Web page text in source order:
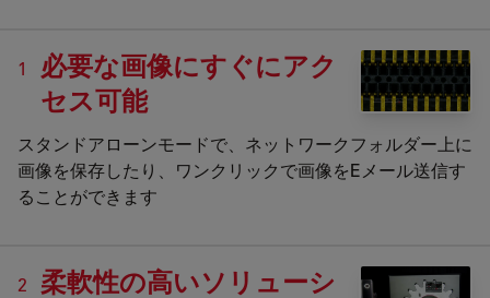
1
必要な画像にすぐにアク
セス可能
スタンドアローンモードで、ネットワークフォルダー上に
画像を保存したり、ワンクリックで画像をEメール送信す
ることができます
2
柔軟性の高いソリューシ